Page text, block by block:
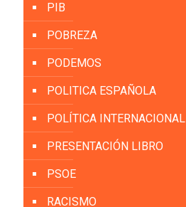
PIB
POBREZA
PODEMOS
POLITICA ESPAÑOLA
POLÍTICA INTERNACIONAL
PRESENTACIÓN LIBRO
PSOE
RACISMO